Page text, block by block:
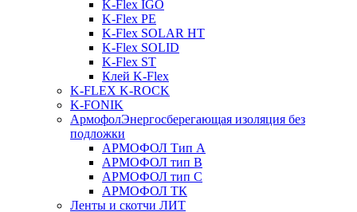
K-Flex IGO
K-Flex PE
K-Flex SOLAR HT
K-Flex SOLID
K-Flex ST
Клей K-Flex
K-FLEX K-ROCK
K-FONIK
АрмофолЭнергосберегающая изоляция без
подложки
АРМОФОЛ Тип А
АРМОФОЛ тип В
АРМОФОЛ тип C
АРМОФОЛ ТК
Ленты и скотчи ЛИТ